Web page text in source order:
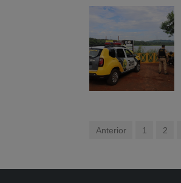
Anterior 1 2